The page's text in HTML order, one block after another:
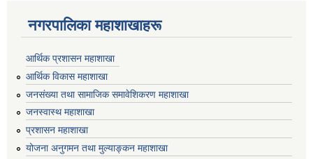
नगरपालिका महाशाखाहरू
आर्थिक प्रशासन महाशाखा
आर्थिक विकास महाशाखा
जनसंख्या तथा सामाजिक समावेशिकरण महाशाखा
जनस्वास्थ महाशाखा
प्रशासन महाशाखा
योजना अनुगमन तथा मुल्याङ्कन महाशाखा